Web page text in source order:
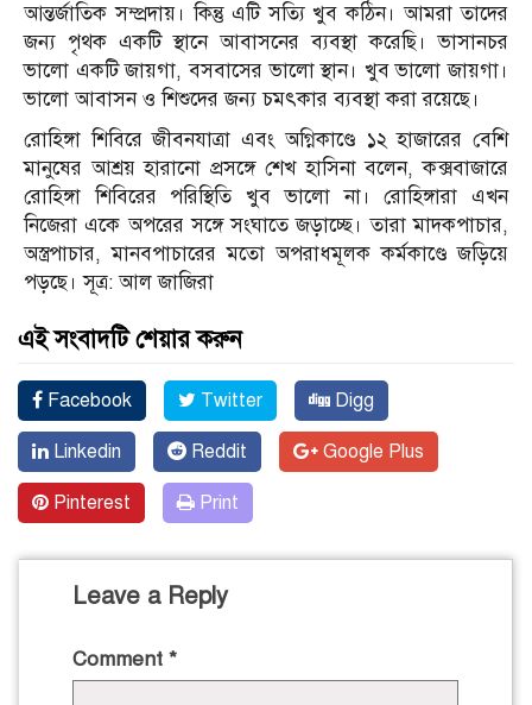
আন্তর্জাতিক সম্প্রদায়। কিন্তু এটি সত্যি খুব কঠিন। আমরা তাদের
জন্য পৃথক একটি স্থানে আবাসনের ব্যবস্থা করেছি। ভাসানচর
ভালো একটি জায়গা, বসবাসের ভালো স্থান। খুব ভালো জায়গা।
ভালো আবাসন ও শিশুদের জন্য চমৎকার ব্যবস্থা করা রয়েছে।
রোহিঙ্গা শিবিরে জীবনযাত্রা এবং অগ্নিকাণ্ডে ১২ হাজারের বেশি
মানুষের আশ্রয় হারানো প্রসঙ্গে শেখ হাসিনা বলেন, কক্সবাজারে
রোহিঙ্গা শিবিরের পরিস্থিতি খুব ভালো না। রোহিঙ্গারা এখন
নিজেরা একে অপরের সঙ্গে সংঘাতে জড়াচ্ছে। তারা মাদকপাচার,
অস্ত্রপাচার, মানবপাচারের মতো অপরাধমূলক কর্মকাণ্ডে জড়িয়ে
পড়ছে। সূত্র: আল জাজিরা
এই সংবাদটি শেয়ার করুন
Facebook Twitter Digg
Linkedin Reddit Google Plus
Pinterest Print
Leave a Reply
Comment *